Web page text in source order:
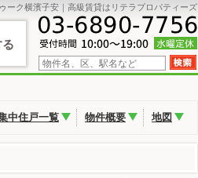
ーク横濱子安｜高級賃貸はリテラプロパティーズ
中住戸一覧 物件概要 地図